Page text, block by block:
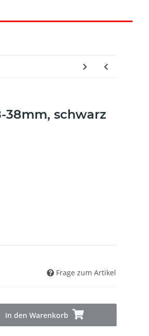
38mm, schwarz
Frage zum Artikel
In den Warenkorb